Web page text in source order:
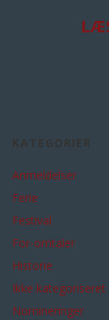
Anmeldelser
Ferie
Festival
For-omtaler
Historie
Ikke kategoriseret
Nomineringer